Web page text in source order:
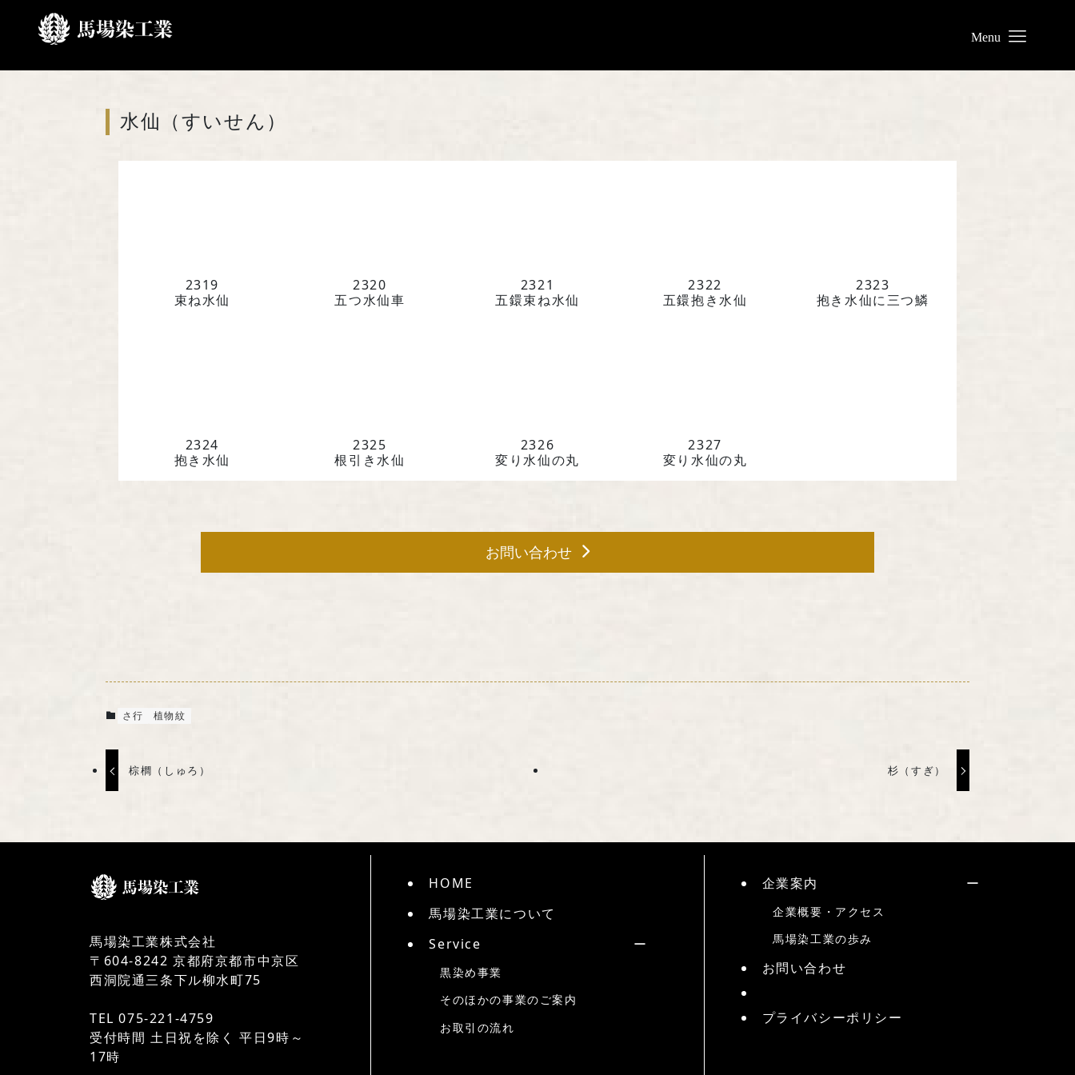
Service
お問い合わせ
TEL 075-221-4759
受付時間 土日祝を除く 平日9時～17時
家紋一覧
水仙（すいせん）
2319
束ね水仙
2320
五つ水仙車
2321
五鐶束ね水仙
2322
五鐶抱き水仙
2323
抱き水仙に三つ鱗
2324
抱き水仙
2325
根引き水仙
2326
変り水仙の丸
2327
変り水仙の丸
お問い合わせ
さ行 植物紋
棕櫚（しゅろ） 杉（すぎ）
馬場染工業株式会社
〒604-8242 京都府京都市中京区
西洞院通三条下ル柳水町75
TEL 075-221-4759
受付時間 土日祝を除く 平日9時～
17時
HOME
馬場染工業について
Service
黒染め事業
そのほかの事業のご案内
お取引の流れ
企業案内
企業概要・アクセス
馬場染工業の歩み
お問い合わせ
プライバシーポリシー